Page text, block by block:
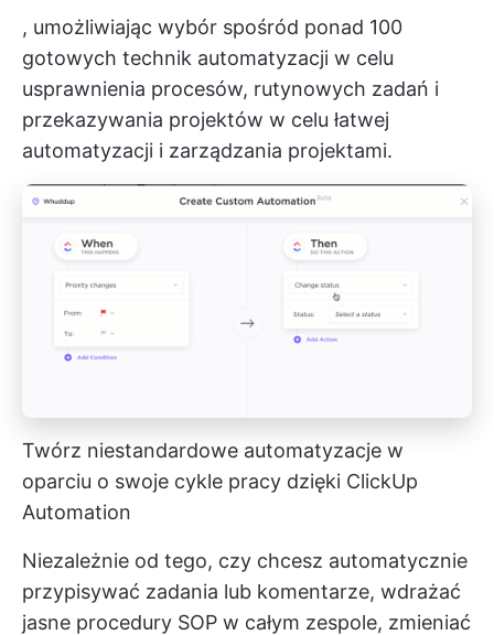
, umożliwiając wybór spośród ponad 100
gotowych technik automatyzacji w celu
usprawnienia procesów, rutynowych zadań i
przekazywania projektów w celu łatwej
automatyzacji i zarządzania projektami.
Twórz niestandardowe automatyzacje w
oparciu o swoje cykle pracy dzięki ClickUp
Automation
Niezależnie od tego, czy chcesz automatycznie
przypisywać zadania lub komentarze, wdrażać
jasne procedury SOP w całym zespole, zmieniać